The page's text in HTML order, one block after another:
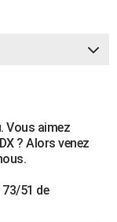
Vous aimez
? Alors venez
51 de